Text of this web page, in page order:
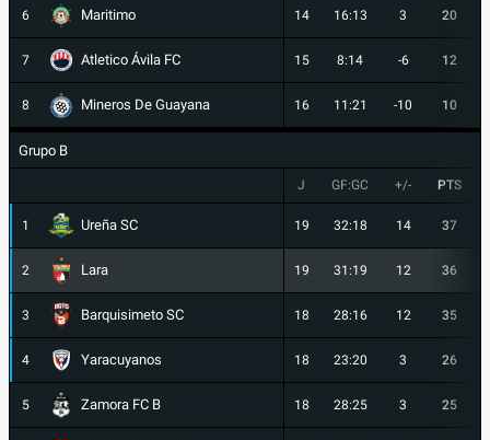
6 Maritimo 14 16:13 3 20
7 Atletico Ávila FC 15 8:14 -6 12
8 Mineros De Guayana 16 11:21 -10 10
Grupo B
J GF:GC +/- PTS
1 Ureña SC 19 32:18 14 37
2 Lara 19 31:19 12 36
3 Barquisimeto SC 18 28:16 12 35
4 Yaracuyanos 18 23:20 3 26
5 Zamora FC B 18 28:25 3 25